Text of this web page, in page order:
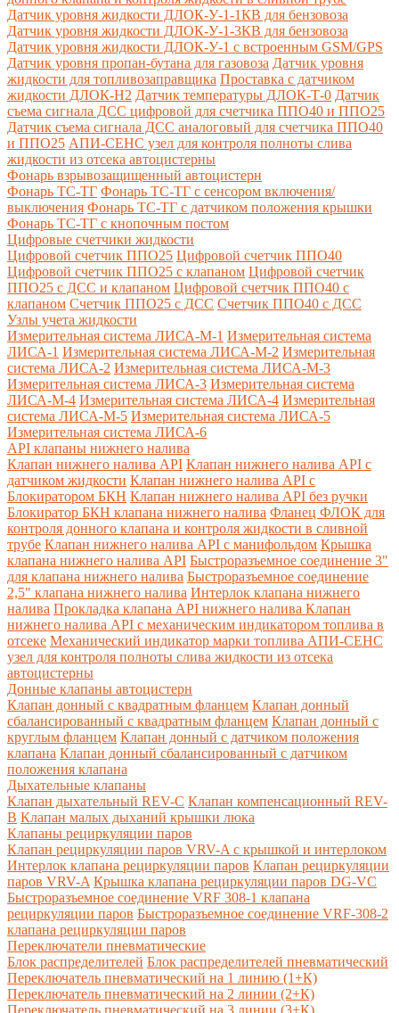
Датчик уровня жидкости ДЛОК-У-1-1КВ для бензовоза
Датчик уровня жидкости ДЛОК-У-1-3КВ для бензовоза
Датчик уровня жидкости ДЛОК-У-1 с встроенным GSM/GPS
Датчик уровня пропан-бутана для газовоза Датчик уровня
жидкости для топливозаправщика Проставка с датчиком
жидкости ДЛОК-Н2 Датчик температуры ДЛОК-Т-0 Датчик
съема сигнала ДСС цифровой для счетчика ППО40 и ППО25
Датчик съема сигнала ДСС аналоговый для счетчика ППО40
и ППО25 АПИ-СЕНС узел для контроля полноты слива
жидкости из отсека автоцистерны
Фонарь взрывозащищенный автоцистерн
Фонарь ТС-ТГ Фонарь ТС-ТГ с сенсором включения/
выключения Фонарь ТС-ТГ с датчиком положения крышки
Фонарь ТС-ТГ с кнопочным постом
Цифровые счетчики жидкости
Цифровой счетчик ППО25 Цифровой счетчик ППО40
Цифровой счетчик ППО25 с клапаном Цифровой счетчик
ППО25 с ДСС и клапаном Цифровой счетчик ППО40 с
клапаном Счетчик ППО25 с ДСС Счетчик ППО40 с ДСС
Узлы учета жидкости
Измерительная система ЛИСА-М-1 Измерительная система
ЛИСА-1 Измерительная система ЛИСА-М-2 Измерительная
система ЛИСА-2 Измерительная система ЛИСА-М-3
Измерительная система ЛИСА-3 Измерительная система
ЛИСА-М-4 Измерительная система ЛИСА-4 Измерительная
система ЛИСА-М-5 Измерительная система ЛИСА-5
Измерительная система ЛИСА-6
API клапаны нижнего налива
Клапан нижнего налива API Клапан нижнего налива API с
датчиком жидкости Клапан нижнего налива API с
Блокиратором БКН Клапан нижнего налива API без ручки
Блокиратор БКН клапана нижнего налива Фланец ФЛОК для
контроля донного клапана и контроля жидкости в сливной
трубе Клапан нижнего налива API с манифольдом Крышка
клапана нижнего налива API Быстроразъемное соединение 3"
для клапана нижнего налива Быстроразъемное соединение
2,5" клапана нижнего налива Интерлок клапана нижнего
налива Прокладка клапана API нижнего налива Клапан
нижнего налива API с механическим индикатором топлива в
отсеке Механический индикатор марки топлива АПИ-СЕНС
узел для контроля полноты слива жидкости из отсека
автоцистерны
Донные клапаны автоцистерн
Клапан донный с квадратным фланцем Клапан донный
сбалансированный с квадратным фланцем Клапан донный с
круглым фланцем Клапан донный с датчиком положения
клапана Клапан донный сбалансированный с датчиком
положения клапана
Дыхательные клапаны
Клапан дыхательный REV-C Клапан компенсационный REV-
B Клапан малых дыханий крышки люка
Клапаны рециркуляции паров
Клапан рециркуляции паров VRV-A с крышкой и интерлоком
Интерлок клапана рециркуляции паров Клапан рециркуляции
паров VRV-A Крышка клапана рециркуляции паров DG-VC
Быстроразъемное соединение VRF 308-1 клапана
рециркуляции паров Быстроразъемное соединение VRF-308-2
клапана рециркуляции паров
Переключатели пневматические
Блок распределителей Блок распределителей пневматический
Переключатель пневматический на 1 линию (1+К)
Переключатель пневматический на 2 линии (2+К)
Переключатель пневматический на 3 линии (3+К)